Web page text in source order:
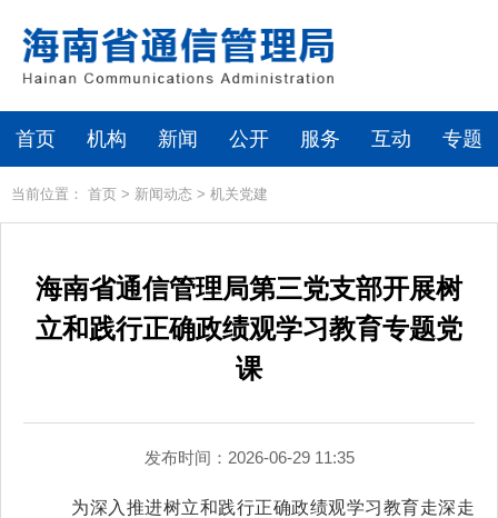
首页 机构 新闻 公开 服务 互动 专题
当前位置： 首页 > 新闻动态 > 机关党建
海南省通信管理局第三党支部开展树
立和践行正确政绩观学习教育专题党
课
发布时间：2026-06-29 11:35
为深入推进树立和践行正确政绩观学习教育走深走